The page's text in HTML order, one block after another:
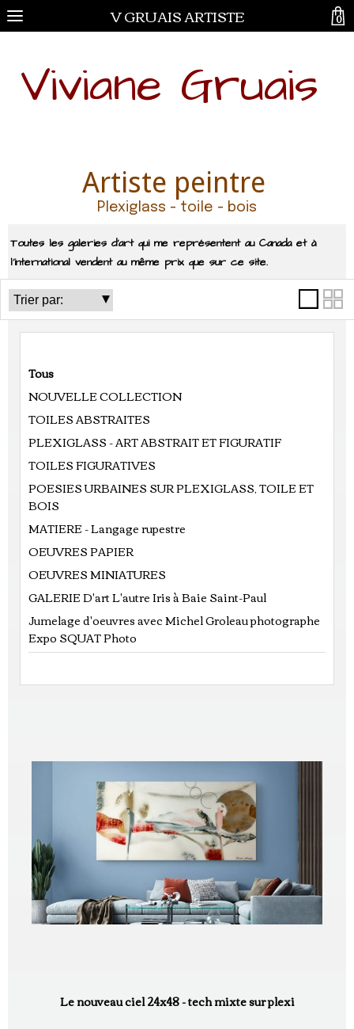
V GRUAIS ARTISTE
Viviane Gruais
Artiste peintre
Plexiglass - toile - bois
Toutes les galeries d'art qui me représentent au Canada et à
l'international vendent au même prix que sur ce site.
Tous
NOUVELLE COLLECTION
TOILES ABSTRAITES
PLEXIGLASS - ART ABSTRAIT ET FIGURATIF
TOILES FIGURATIVES
POESIES URBAINES SUR PLEXIGLASS, TOILE ET
BOIS
MATIERE - Langage rupestre
OEUVRES PAPIER
OEUVRES MINIATURES
GALERIE D'art L'autre Iris à Baie Saint-Paul
Jumelage d'oeuvres avec Michel Groleau photographe
Expo SQUAT Photo
Le nouveau ciel 24x48 - tech mixte sur plexi
0